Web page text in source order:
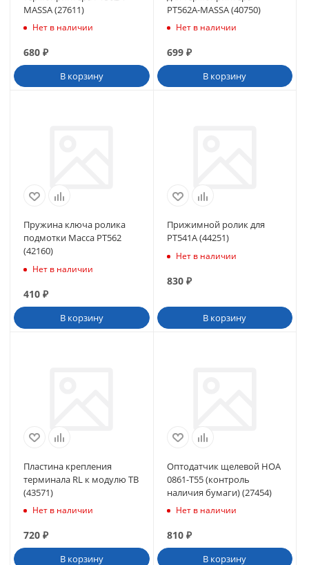
МАSSА (27611)
Нет в наличии
680 ₽
В корзину
РТ562А-МАSSА (40750)
Нет в наличии
699₽
В корзину
Пружина ключа ролика
подмотки Масса PT562
(42160)
Нет в наличии
410 ₽
В корзину
Прижимной ролик для
РТ541А (44251)
Нет в наличии
830₽
В корзину
Пластина крепления
терминала RL к модулю ТВ
(43571)
Нет в наличии
720 ₽
В корзину
Оптодатчик щелевой HOA
0861-T55 (контроль
наличия бумаги) (27454)
Нет в наличии
810₽
В корзину